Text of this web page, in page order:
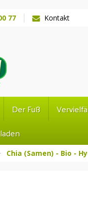
77 Kontakt
Der Fuß
Chia (Samen) - Bio -